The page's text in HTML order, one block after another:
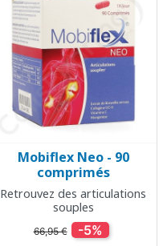
Mobiflex Neo - 90
comprimés
Retrouvez des articulations
souples
66,95 € -5%